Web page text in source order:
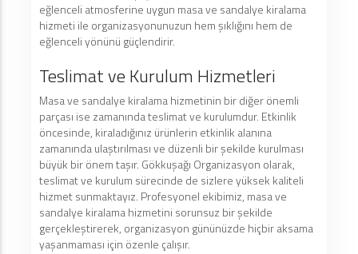
eğlenceli atmosferine uygun masa ve sandalye kiralama
hizmeti ile organizasyonunuzun hem şıklığını hem de
eğlenceli yönünü güçlendirir.
Teslimat ve Kurulum Hizmetleri
Masa ve sandalye kiralama hizmetinin bir diğer önemli
parçası ise zamanında teslimat ve kurulumdur. Etkinlik
öncesinde, kiraladığınız ürünlerin etkinlik alanına
zamanında ulaştırılması ve düzenli bir şekilde kurulması
büyük bir önem taşır. Gökkuşağı Organizasyon olarak,
teslimat ve kurulum sürecinde de sizlere yüksek kaliteli
hizmet sunmaktayız. Profesyonel ekibimiz, masa ve
sandalye kiralama hizmetini sorunsuz bir şekilde
gerçekleştirerek, organizasyon gününüzde hiçbir aksama
yaşanmaması için özenle çalışır.